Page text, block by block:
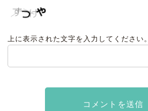
上に表示された文字を入力してください。